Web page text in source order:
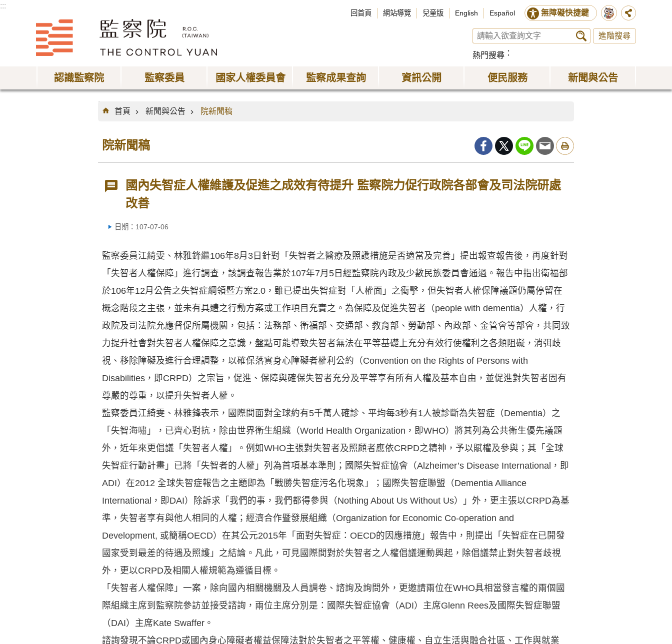
:::
回首頁 網站導覽 兒童版 English Español 無障礙快捷鍵
進階搜尋
熱門搜尋
認識監察院 監察委員 國家人權委員會 監察成果查詢 資訊公開 便民服務 新聞與公告
:::
首頁
新聞與公告 院新聞稿
院新聞稿
國內失智症人權維護及促進之成效有待提升 監察院力促行政院各部會及司法院研處
改善
日期：107-07-06
監察委員江綺雯、林雅鋒繼106年8月3日針對「失智者之醫療及照護措施是否適當及完善」提出報查報告後，再度針對
「失智者人權保障」進行調查，該調查報告業於107年7月5日經監察院內政及少數民族委員會通過。報告中指出衛福部
於106年12月公告之失智症綱領暨方案2.0，雖已提出失智症對「人權面」之衝擊，但失智者人權保障議題仍屬停留在
概念階段之主張，並未有具體之行動方案或工作項目充實之。為保障及促進失智者（people with dementia）人權，行
政院及司法院允應督促所屬機關，包括：法務部、衛福部、交通部、教育部、勞動部、內政部、金管會等部會，共同致
力提升社會對失智者人權保障之意識，盤點可能導致失智者無法在平等基礎上充分有效行使權利之各類阻礙，消弭歧
視、移除障礙及進行合理調整，以確保落實身心障礙者權利公約（Convention on the Rights of Persons with
Disabilities，即CRPD）之宗旨，促進、保障與確保失智者充分及平等享有所有人權及基本自由，並促進對失智者固有
尊嚴的尊重，以提升失智者人權。
監察委員江綺雯、林雅鋒表示，國際間面對全球約有5千萬人確診、平均每3秒有1人被診斷為失智症（Dementia）之
「失智海嘯」，已齊心對抗，除由世界衛生組織（World Health Organization，即WHO）將其列為公共衛生優先議題
外，近年來更倡議「失智者人權」。例如WHO主張對失智者及照顧者應依CRPD之精神，予以賦權及參與；其「全球
失智症行動計畫」已將「失智者的人權」列為首項基本準則；國際失智症協會（Alzheimer’s Disease International，即
ADI）在2012 全球失智症報告之主題即為「戰勝失智症污名化現象」；國際失智症聯盟（Dementia Alliance
International，即DAI）除訴求「我們的事，我們都得參與（Nothing About Us Without Us）」外，更主張以CRPD為基
準，失智者享有與他人相同的人權；經濟合作暨發展組織（Organization for Economic Co-operation and
Development, 或簡稱OECD）在其公元2015年「面對失智症：OECD的因應措施」報告中，則提出「失智症在已開發
國家受到最差的待遇及照護」之結論。凡此，可見國際間對於失智者之人權倡議運動興起，除倡議禁止對失智者歧視
外，更以CRPD及相關人權規範為遵循目標。
「失智者人權保障」一案，除向國內相關機關及人員調卷、諮詢及詢問外，更邀請兩位在WHO具相當發言權的兩個國
際組織主席到監察院參訪並接受諮詢，兩位主席分別是：國際失智症協會（ADI）主席Glenn Rees及國際失智症聯盟
（DAI）主席Kate Swaffer。
諮詢發現不論CRPD或國內身心障礙者權益保障法對於失智者之平等權、健康權、自立生活與融合社區、工作與就業